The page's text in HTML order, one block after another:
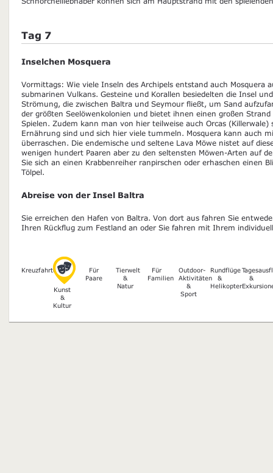
Tag 7
Inselchen Mosquera
Vormittags: Wie viele Inseln des Archipels entstand auch Mosquera
submarinen Vulkans. Gesteine und Korallen besiedelten die Insel
Strömung, die zwischen Baltra und Seymour fließt, um Sand
der größten Seelöwenkolonien und bietet ihnen einen großen
Spielen. Zudem kann man von hier teilweise auch Orcas (Killerwale)
Ernährung sind und sich hier viele tummeln. Mosquera kann auch
überraschen. Die endemische und seltene Lava Möwe nistet auf
wenigen hundert Paaren aber zu den seltensten Möwen-Arten auf
Sie sich an einen Krabbenreiher ranpirschen oder erhaschen einen
Tölpel.
Abreise von der Insel Baltra
Sie erreichen den Hafen von Baltra. Von dort aus fahren Sie
Ihren Rückflug zum Festland an oder Sie fahren mit Ihrem
Kreuzfahrten
Kunst
&
Kultur
Für
Paare
Tierwelt
&
Natur
Für
Familien
Outdoor-
Aktivitäten
&
Sport
Rundflüge
&
Helikopter
&